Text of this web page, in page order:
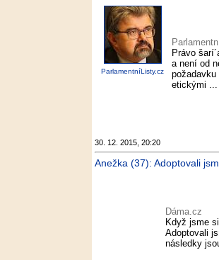
ParlamentníListy.cz
Právo
a není od
požadavku
etickými ...
30. 12. 2015, 20:20
Anežka (37): Adoptovali
Dáma.cz
Když jsme
Adoptovali
následky